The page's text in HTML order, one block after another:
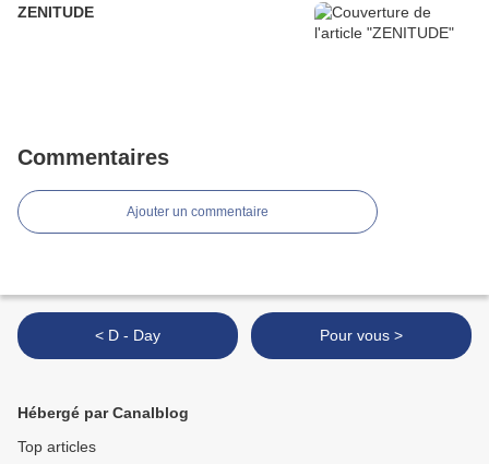
ZENITUDE
Commentaires
Ajouter un commentaire
< D - Day Pour vous >
Hébergé par Canalblog
Top articles